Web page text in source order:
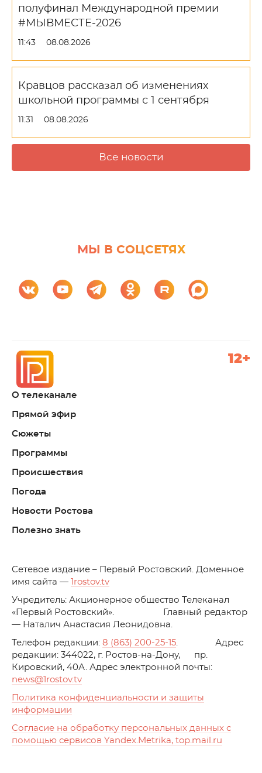
полуфинал Международной премии
#МЫВМЕСТЕ-2026
11:43 08.08.2026
Кравцов рассказал об изменениях
школьной программы с 1 сентября
11:31 08.08.2026
Все новости
МЫ В СОЦСЕТЯХ
О телеканале
Прямой эфир
Сюжеты
Программы
Происшествия
Погода
Новости Ростова
Полезно знать
12+
Cетевое издание – Первый Ростовский. Доменное
имя сайта —
1rostov.tv
Учредитель: Акционерное общество Телеканал
«Первый Ростовский». Главный редактор
— Наталич Анастасия Леонидовна.
Телефон редакции: 8 (863) 200-25-15. Адрес
редакции: 344022, г. Ростов-на-Дону, пр.
Кировский, 40А. Адрес электронной почты:
news@1rostov.tv
Политика конфиденциальности и защиты
информации
Согласие на обработку персональных данных с
помощью сервисов Yandex.Metrika, top.mail.ru